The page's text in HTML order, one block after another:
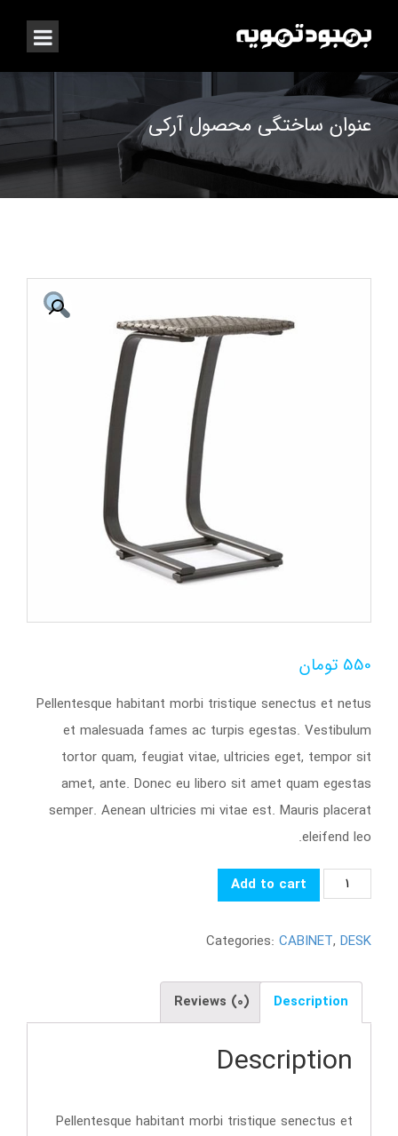
عنوان ساختگی محصول آرکی
550 تومان
Pellentesque habitant morbi tristique senectus et netus
et malesuada fames ac turpis egestas. Vestibulum
tortor quam, feugiat vitae, ultricies eget, tempor sit
amet, ante. Donec eu libero sit amet quam egestas
semper. Aenean ultricies mi vitae est. Mauris placerat
eleifend leo.
عنوان
محصول
quantity
Add to cart
Categories: CABINET, DESK
Description
Reviews (0)
Description
Pellentesque habitant morbi tristique senectus et